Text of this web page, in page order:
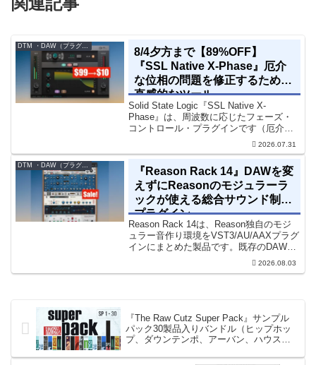
DTM ・DAW（プラグイン、シンセなど）のセール情報
8/4夕方まで【89%OFF】
『SSL Native X-Phase』厄介
な位相の問題を修正するための
直感的なツール
Solid State Logic『SSL Native X-
Phase』は、周波数に応じたフェーズ・
コントロール・プラグインです（厄介な
位相の問題を修正するための直感的なツ
ールです）。特定の周波数で位相をシフ
2026.07.31
『Reason Rack 14』DAWを変
えずにReasonのモジュラーラ
ックが使える総合サウンド制作
プラグイン
Reason Rack 14は、Reason独自のモジ
ュラー音作り環境をVST3/AU/AAXプラグ
インにまとめた製品です。既存のDAWを
乗り換えることなく、68種類のシンセや
2026.08.03
『The Raw Cutz Super Pack』サンプル
パック30製品入りバンドル（ヒップホッ
プ、ダウンテンポ、アーバン、ハウス、